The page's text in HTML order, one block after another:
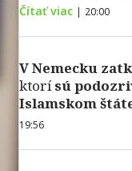
Čítať viac | 20:00
V Nemecku
ktorísú
Islamskom
19:56